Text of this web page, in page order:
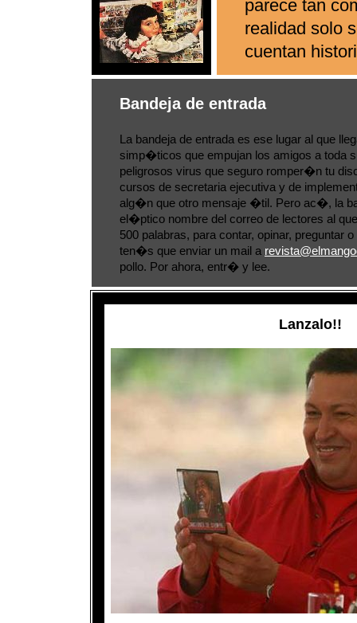
parece tan
realidad solo
cuentan
Bandeja de entrada
La bandeja de entrada es ese lugar al que
simp�ticos que empujan los amigos a toda
peligrosos virus que seguro romper�n tu
cursos de secretaria ejecutiva y de
alg�n que otro mensaje �til. Pero ac�, la
el�ptico nombre del correo de lectores al
500 palabras, para contar, opinar,
ten�s que enviar un mail a
pollo. Por ahora, entr� y lee.
Lanzalo!!